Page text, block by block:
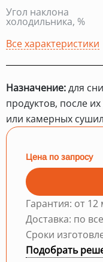
Угол наклона
холодильника, %
Все характеристики
Назначение:для
продуктов, после
или камерных
Цена по запросу
Гарантия: от 12
Доставка: по
Сроки
Подобрать